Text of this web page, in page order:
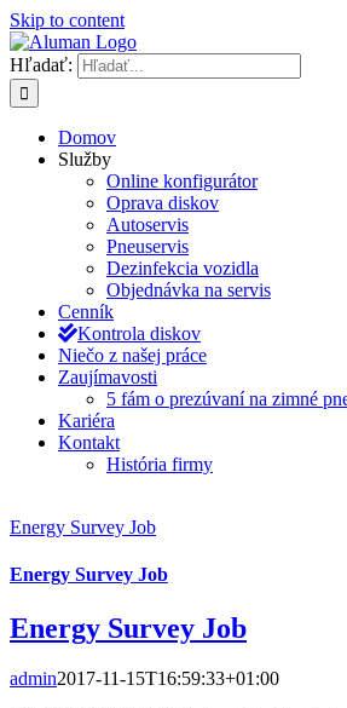
Skip to content
Hľadať:
Domov
Služby
Online konfigurátor
Oprava diskov
Autoservis
Pneuservis
Dezinfekcia vozidla
Objednávka na servis
Cenník
Kontrola diskov
Niečo z našej práce
Zaujímavosti
5 fám o prezúvaní na zimné
Kariéra
Kontakt
História firmy
Energy Survey Job
Energy Survey Job
Energy Survey Job
admin2017-11-15T16:59:33+01:00